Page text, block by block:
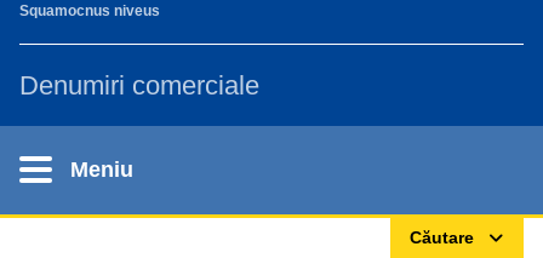
Squamocnus niveus
Denumiri comerciale
Meniu
Căutare